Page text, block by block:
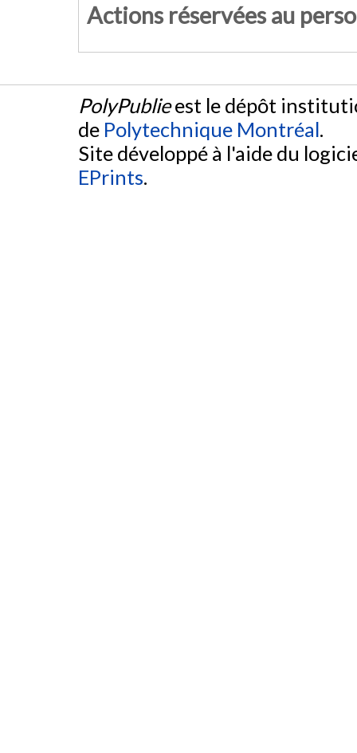
Actions réservées au
PolyPublieest le dépôt
de Polytechnique Montréal.
Site développé à l'aide du
EPrints.